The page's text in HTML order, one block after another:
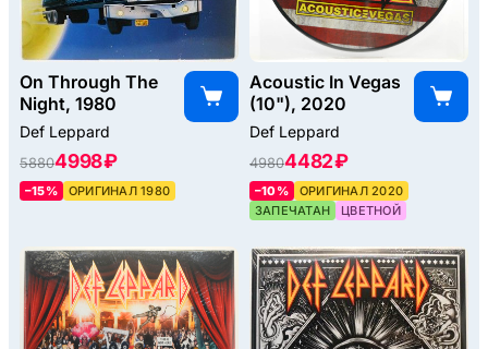
On Through The
Night, 1980
Def Leppard
58804998 ₽
–15% ОРИГИНАЛ 1980
Acoustic In Vegas
(10"), 2020
Def Leppard
49804482 ₽
–10%
ОРИГИНАЛ 2020
ЗАПЕЧАТАН
ЦВЕТНОЙ